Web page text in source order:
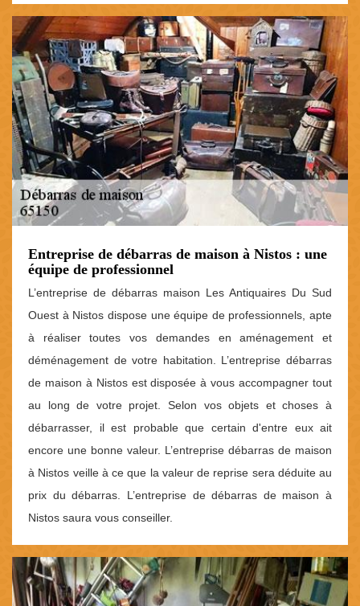
Entreprise de débarras de maison à Nistos : une
équipe de professionnel
L’entreprise de débarras maison Les Antiquaires Du Sud
Ouest à Nistos dispose une équipe de professionnels, apte
à réaliser toutes vos demandes en aménagement et
déménagement de votre habitation. L’entreprise débarras
de maison à Nistos est disposée à vous accompagner tout
au long de votre projet. Selon vos objets et choses à
débarrasser, il est probable que certain d'entre eux ait
encore une bonne valeur. L’entreprise débarras de maison
à Nistos veille à ce que la valeur de reprise sera déduite au
prix du débarras. L’entreprise de débarras de maison à
Nistos saura vous conseiller.